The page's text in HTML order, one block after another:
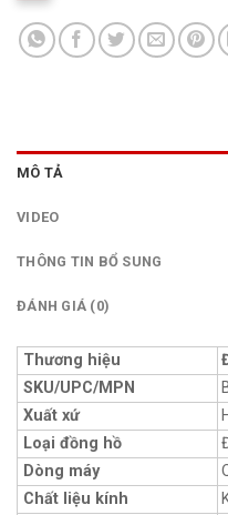
MÔ TẢ
VIDEO
THÔNG TIN BỔ SUNG
ĐÁNH GIÁ (0)
Thương hiệu
SKU/UPC/MPN
Xuất xứ
Loại đồng hồ
Dòng máy
Chất liệu kính